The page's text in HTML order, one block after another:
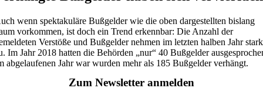
wenn spektakuläre Bußgelder wie die oben dargestellten bislang
vorkommen, ist doch ein Trend erkennbar: Die Anzahl der
Verstöße und Bußgelder nehmen im letzten halben Jahr stark
Im Jahr 2018 hatten die Behörden „nur“ 40 Bußgelder
abgelaufenen Jahr war wurden mehr als 185 Bußgelder verhängt.
Zum Newsletter anmelden